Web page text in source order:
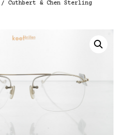
/ Cuthbert & Chen Sterling